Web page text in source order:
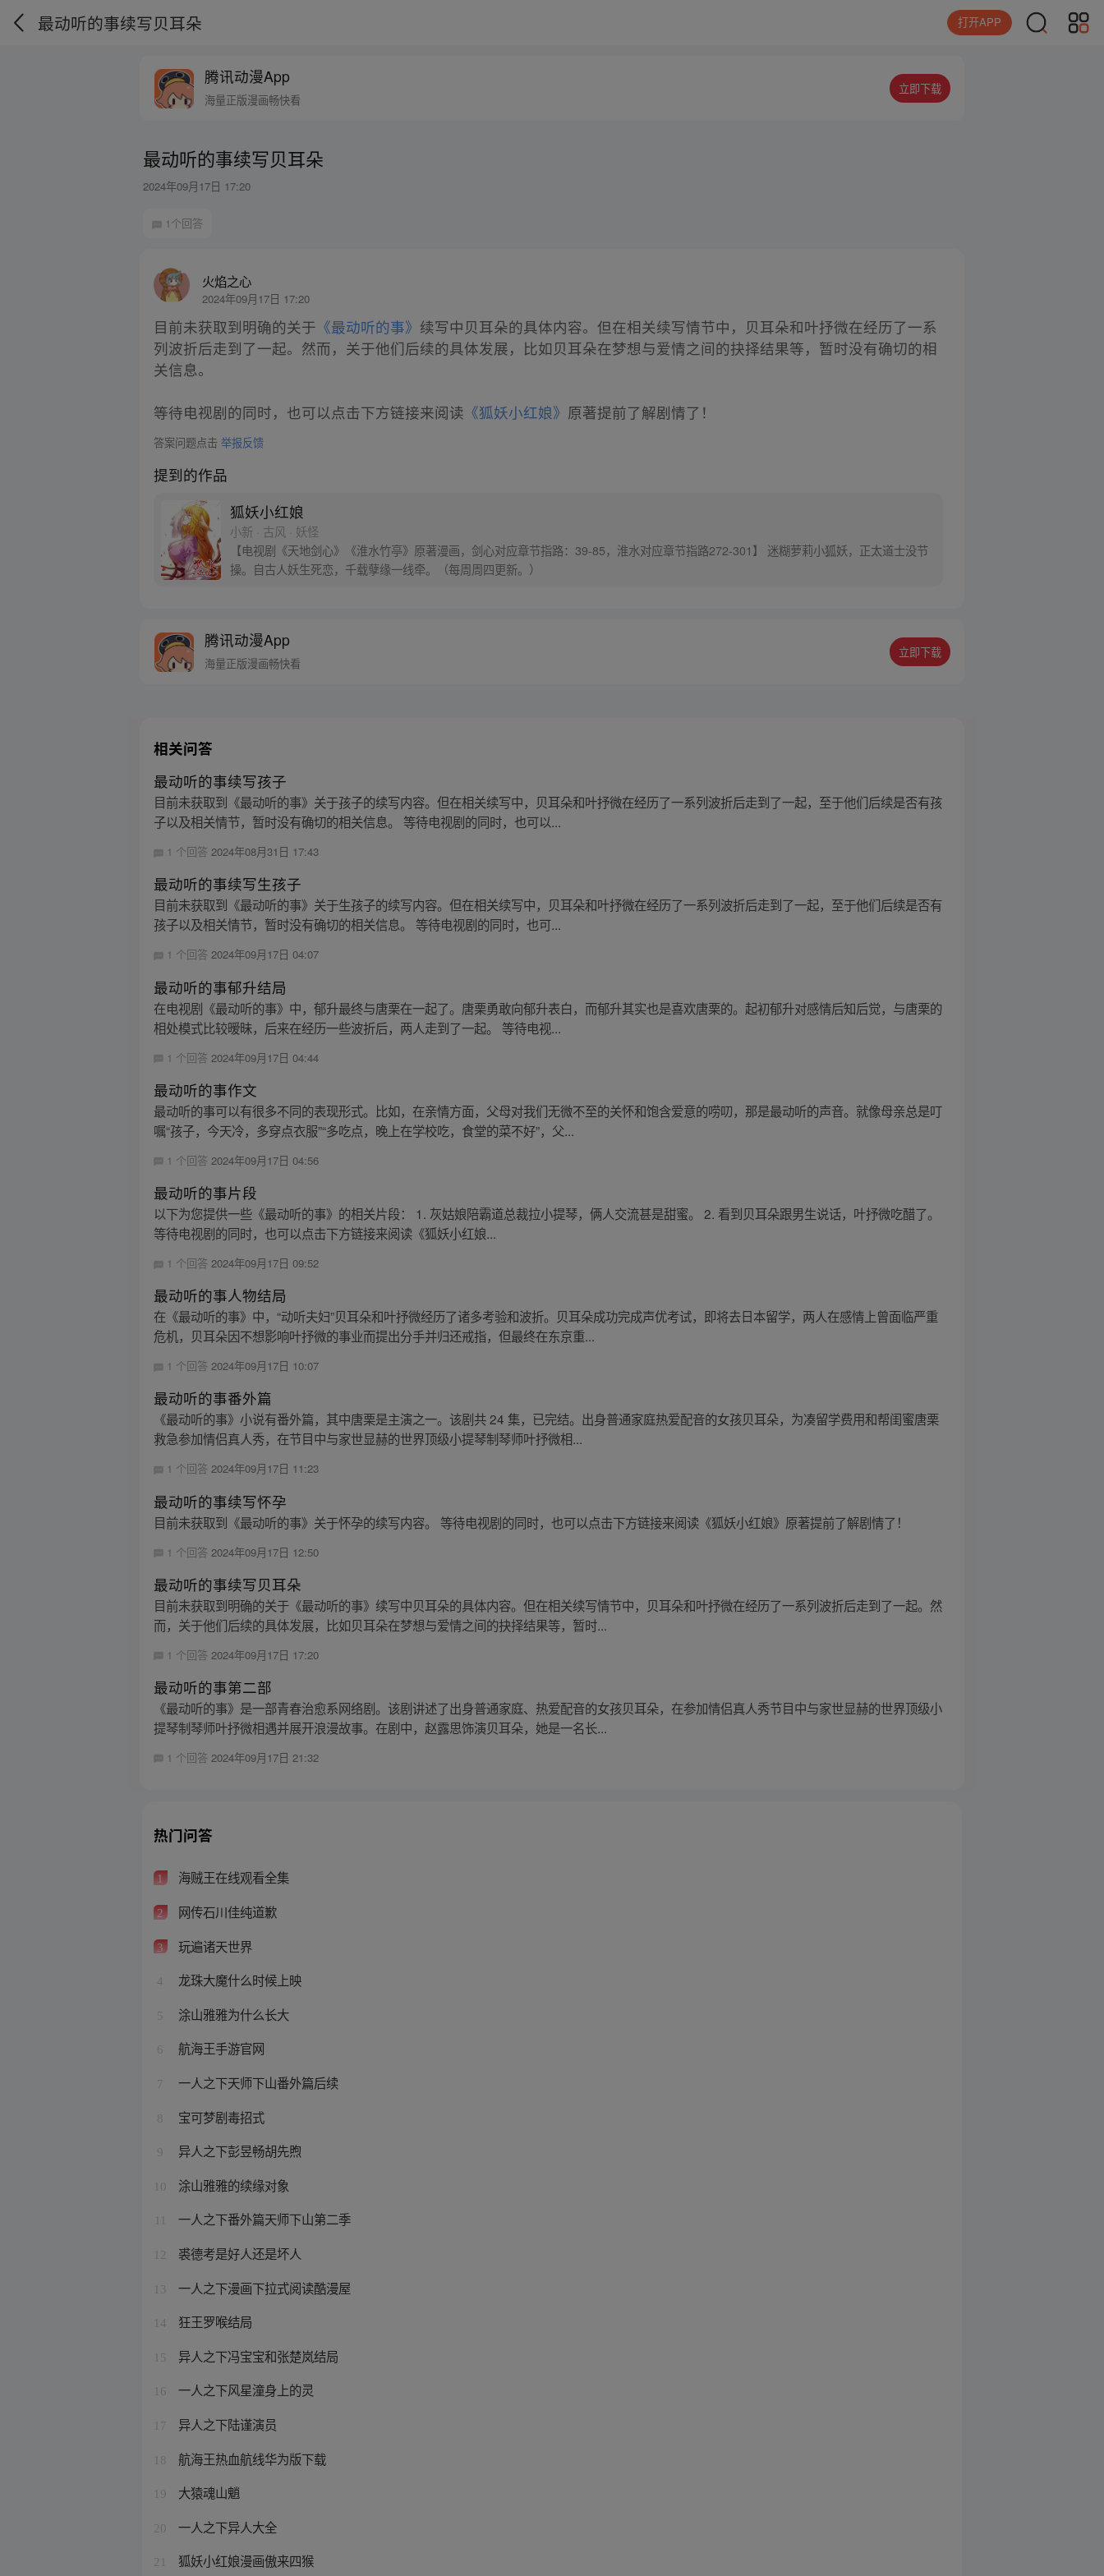
最动听的事续写贝耳朵 打开APP
腾讯动漫App
海量正版漫画畅快看
立即下载
最动听的事续写贝耳朵
2024年09月17日 17:20
1个回答
火焰之心
2024年09月17日 17:20
目前未获取到明确的关于 《最动听的事》 续写中贝耳朵的具体内容。但在相关续写情节中，贝耳朵和叶抒微在经历了一系
列波折后走到了一起。然而，关于他们后续的具体发展，比如贝耳朵在梦想与爱情之间的抉择结果等，暂时没有确切的相
关信息。
等待电视剧的同时，也可以点击下方链接来阅读 《狐妖小红娘》 原著提前了解剧情了！
答案问题点击举报反馈
提到的作品
狐妖小红娘
小新 · 古风 · 妖怪
【电视剧《天地剑心》《淮水竹亭》原著漫画，剑心对应章节指路：39-85，淮水对应章节指路272-301】 迷糊萝莉小狐妖，正太道士没节
操。自古人妖生死恋，千载孽缘一线牵。（每周周四更新。）
腾讯动漫App
海量正版漫画畅快看
立即下载
相关问答
最动听的事续写孩子
目前未获取到《最动听的事》关于孩子的续写内容。但在相关续写中，贝耳朵和叶抒微在经历了一系列波折后走到了一起，至于他们后续是否有孩
子以及相关情节，暂时没有确切的相关信息。 等待电视剧的同时，也可以...
1 个回答2024年08月31日 17:43
最动听的事续写生孩子
目前未获取到《最动听的事》关于生孩子的续写内容。但在相关续写中，贝耳朵和叶抒微在经历了一系列波折后走到了一起，至于他们后续是否有
孩子以及相关情节，暂时没有确切的相关信息。 等待电视剧的同时，也可...
1 个回答2024年09月17日 04:07
最动听的事郁升结局
在电视剧《最动听的事》中，郁升最终与唐栗在一起了。唐栗勇敢向郁升表白，而郁升其实也是喜欢唐栗的。起初郁升对感情后知后觉，与唐栗的
相处模式比较暧昧，后来在经历一些波折后，两人走到了一起。 等待电视...
1 个回答 2024年09月17日 04:44
最动听的事作文
最动听的事可以有很多不同的表现形式。比如，在亲情方面，父母对我们无微不至的关怀和饱含爱意的唠叨，那是最动听的声音。就像母亲总是叮
嘱“孩子，今天冷，多穿点衣服”“多吃点，晚上在学校吃，食堂的菜不好”，父...
1 个回答 2024年09月17日 04:56
最动听的事片段
以下为您提供一些《最动听的事》的相关片段： 1. 灰姑娘陪霸道总裁拉小提琴，俩人交流甚是甜蜜。 2. 看到贝耳朵跟男生说话，叶抒微吃醋了。
等待电视剧的同时，也可以点击下方链接来阅读《狐妖小红娘...
1 个回答2024年09月17日 09:52
最动听的事人物结局
在《最动听的事》中，“动听夫妇”贝耳朵和叶抒微经历了诸多考验和波折。贝耳朵成功完成声优考试，即将去日本留学，两人在感情上曾面临严重
危机，贝耳朵因不想影响叶抒微的事业而提出分手并归还戒指，但最终在东京重...
1 个回答2024年09月17日 10:07
最动听的事番外篇
《最动听的事》小说有番外篇，其中唐栗是主演之一。该剧共 24 集，已完结。出身普通家庭热爱配音的女孩贝耳朵，为凑留学费用和帮闺蜜唐栗
救急参加情侣真人秀，在节目中与家世显赫的世界顶级小提琴制琴师叶抒微相...
1 个回答2024年09月17日 11:23
最动听的事续写怀孕
目前未获取到《最动听的事》关于怀孕的续写内容。 等待电视剧的同时，也可以点击下方链接来阅读《狐妖小红娘》原著提前了解剧情了！
1 个回答 2024年09月17日 12:50
最动听的事续写贝耳朵
目前未获取到明确的关于《最动听的事》续写中贝耳朵的具体内容。但在相关续写情节中，贝耳朵和叶抒微在经历了一系列波折后走到了一起。然
而，关于他们后续的具体发展，比如贝耳朵在梦想与爱情之间的抉择结果等，暂时...
1 个回答 2024年09月17日 17:20
最动听的事第二部
《最动听的事》是一部青春治愈系网络剧。该剧讲述了出身普通家庭、热爱配音的女孩贝耳朵，在参加情侣真人秀节目中与家世显赫的世界顶级小
提琴制琴师叶抒微相遇并展开浪漫故事。在剧中，赵露思饰演贝耳朵，她是一名长...
1 个回答2024年09月17日 21:32
热门问答
1 海贼王在线观看全集
2 网传石川佳纯道歉
3 玩遍诸天世界
4 龙珠大魔什么时候上映
5 涂山雅雅为什么长大
6 航海王手游官网
7 一人之下天师下山番外篇后续
8 宝可梦剧毒招式
9 异人之下彭昱畅胡先煦
10 涂山雅雅的续缘对象
一人之下番外篇天师下山第二季
12 裘德考是好人还是坏人
13 一人之下漫画下拉式阅读酷漫屋
14 狂王罗喉结局
15 异人之下冯宝宝和张楚岚结局
16 一人之下风星潼身上的灵
17 异人之下陆谨演员
18 航海王热血航线华为版下载
19 大猿魂山魈
20 一人之下异人大全
21 狐妖小红娘漫画傲来四猴